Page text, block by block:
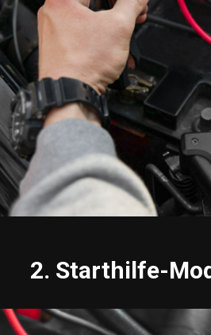
2. Starthilfe-